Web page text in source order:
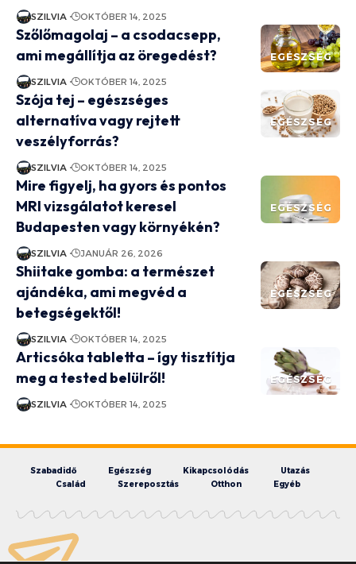
SZILVIA OKTÓBER 14, 2025
EGÉSZSÉG
Szőlőmagolaj – a csodacsepp,
ami megállítja az öregedést?
SZILVIA OKTÓBER 14, 2025
EGÉSZSÉG
Szója tej – egészséges
alternatíva vagy rejtett
veszélyforrás?
SZILVIA OKTÓBER 14, 2025
EGÉSZSÉG
Mire figyelj, ha gyors és pontos
MRI vizsgálatot keresel
Budapesten vagy környékén?
SZILVIA JANUÁR 26, 2026
EGÉSZSÉG
Shiitake gomba: a természet
ajándéka, ami megvéd a
betegségektől!
SZILVIA OKTÓBER 14, 2025
EGÉSZSÉG
Articsóka tabletta – így tisztítja
meg a tested belülről!
SZILVIA OKTÓBER 14, 2025
Szabadidő Egészség Kikapcsolódás
Utazás
Család
Szereposztás Otthon Egyéb